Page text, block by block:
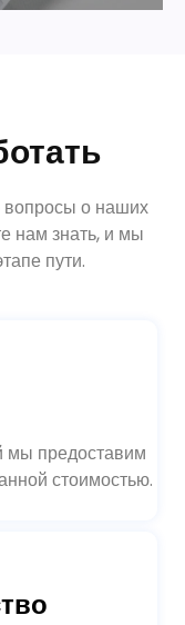
вопросы о наших
нам знать, и мы
пути.
мы предоставим
стоимостью.